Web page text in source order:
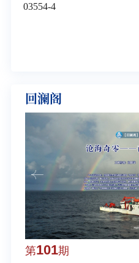
03554-4
回澜阁
第101期